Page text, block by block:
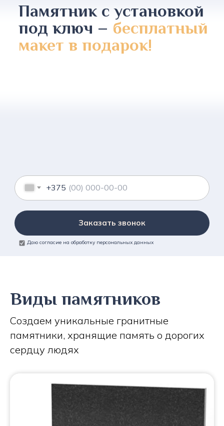
Памятник с установкой
под ключ – бесплатный
макет в подарок!
+375
Заказать звонок
Даю согласие на обработку персональных данных
Виды памятников
Создаем уникальные гранитные
памятники, хранящие память о дорогих
сердцу людях